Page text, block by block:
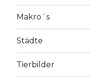
Makro´s
Städte
Tierbilder